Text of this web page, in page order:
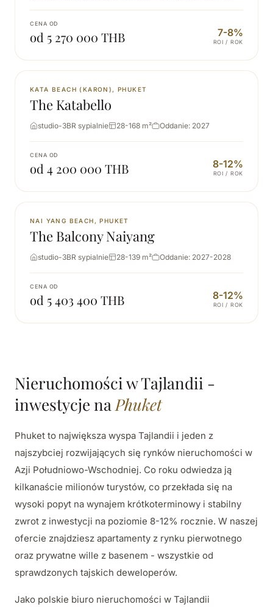
CENA OD
od 5 270 000 THB 7-8%
ROI / ROK
NOWA
KATA BEACH (KARON), PHUKET
The Katabello
studio-3BR sypialnie 28-168 m² Oddanie: 2027
CENA OD
od 4 200 000 THB 8-12%
ROI / ROK
NOWA
NAI YANG BEACH, PHUKET
The Balcony Naiyang
studio-3BR sypialnie 28-139 m² Oddanie: 2027-2028
CENA OD
od 5 403 400 THB 8-12%
ROI / ROK
Nieruchomości w Tajlandii -
inwestycje naPhuket
Phuket to największa wyspa Tajlandii i jeden z
najszybciej rozwijających się rynków nieruchomości w
Azji Południowo-Wschodniej. Co roku odwiedza ją
kilkanaście milionów turystów, co przekłada się na
wysoki popyt na wynajem krótkoterminowy i stabilny
zwrot z inwestycji na poziomie 8-12% rocznie. W naszej
ofercie znajdziesz apartamenty z rynku pierwotnego
oraz prywatne wille z basenem - wszystkie od
sprawdzonych tajskich deweloperów.
Jako polskie biuro nieruchomości w Tajlandii